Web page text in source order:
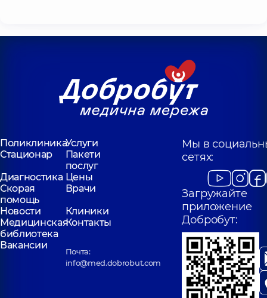
ПоликлиникаУслуги
Стационар
Пакети
послуг
Диагностика Цены
Скорая
помощь
Врачи
Новости
Клиники
Медицинская
библиотека
Контакты
Вакансии
Почта:
info@med.dobrobut.com
Мы в
сетях:
Загружайте
приложение
Добробут: